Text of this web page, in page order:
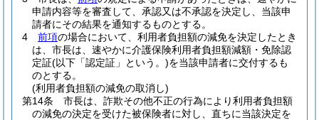
申請内容等を審査して、承認又は不承認を決定し、当該申
請者にその結果を通知するものとする。
4
前項の場合において、利用者負担額の減免を決定したとき
は、市長は、速やかに介護保険利用者負担額減額・免除認
定証(以下「認定証」という。)を当該申請者に交付するも
のとする。
(利用者負担額の減免の取消し)
第14条
市長は、詐欺その他不正の行為により利用者負担額
の減免の決定を受けた被保険者に対し、直ちに当該決定を